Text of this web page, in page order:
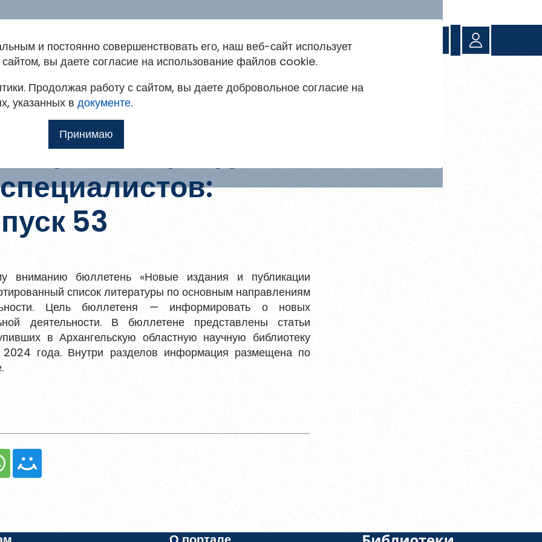
Методкабинет Конкурсы и акции
публикации для
53
вниманию бюллетень «Новые издания и публикации
список литературы по основным направлениям
Цель бюллетеня — информировать о новых
деятельности. В бюллетене представлены статьи
в Архангельскую областную научную библиотеку
года. Внутри разделов информация размещена по
и постоянно совершенствовать его, наш веб-сайт использует
вы даете согласие на использование файлов cookie.
Продолжая работу с сайтом, вы даете добровольное согласие на
указанных в документе.
Принимаю
и акции
на портале
доступ к методическим рекомендациям,
и другим полнотекстовым документам, а
содержать хотя бы одну строчную букву, одну
символ.
данных
материалов